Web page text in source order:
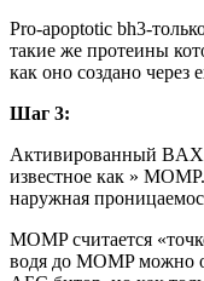
Pro-apoptotic bh3-
такие же протеины
как оно создано через
Шаг 3:
Активированный
известное как »
наружная
MOMP считается
водя до MOMP можно